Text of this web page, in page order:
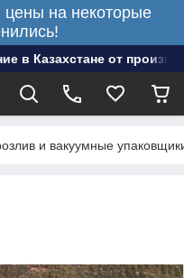
цены на некоторые
в Казахстане от
и вакуумные